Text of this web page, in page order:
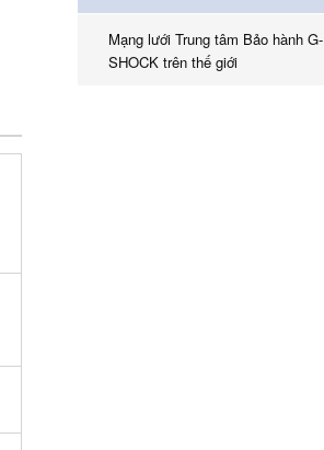
Mạng lưới Trung tâm Bảo hành G-
SHOCK trên thế giới